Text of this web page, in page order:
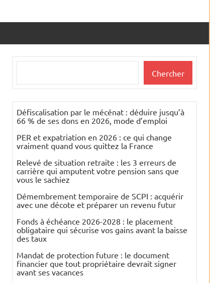
Chercher
Défiscalisation par le mécénat : déduire jusqu’à
66 % de ses dons en 2026, mode d’emploi
PER et expatriation en 2026 : ce qui change
vraiment quand vous quittez la France
Relevé de situation retraite : les 3 erreurs de
carrière qui amputent votre pension sans que
vous le sachiez
Démembrement temporaire de SCPI : acquérir
avec une décote et préparer un revenu futur
Fonds à échéance 2026-2028 : le placement
obligataire qui sécurise vos gains avant la baisse
des taux
Mandat de protection future : le document
financier que tout propriétaire devrait signer
avant ses vacances